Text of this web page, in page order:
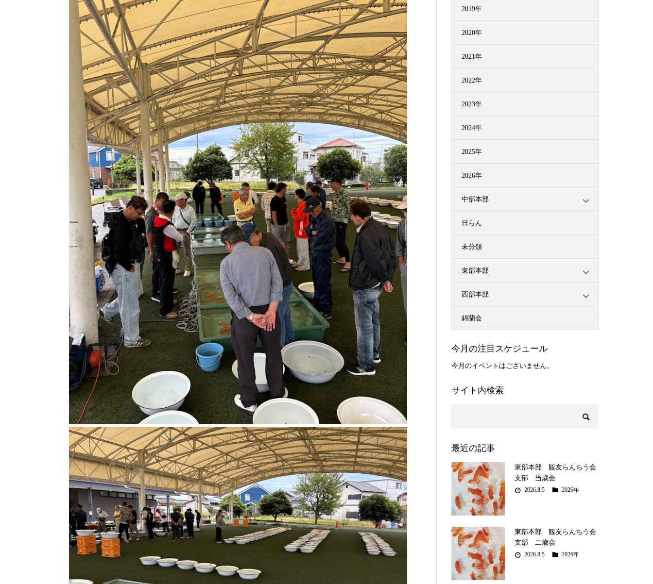
2019年
2020年
2021年
2022年
2023年
2024年
2025年
2026年
中部本部
日らん
未分類
東部本部
西部本部
錦蘭会
今月の注目スケジュール
今月のイベントはございません。
サイト内検索
最近の記事
東部本部 観友らんちう会
支部 当歳会
2026.8.5 2026年
東部本部 観友らんちう会
支部 二歳会
2026.8.5 2026年